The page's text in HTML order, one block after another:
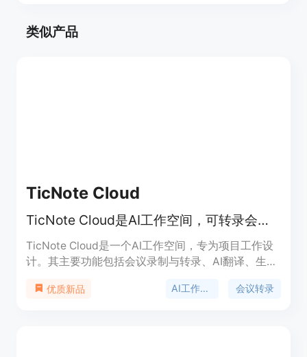
类似产品
TicNote Cloud
TicNote Cloud是AI工作空间，可转录会议、读取文件并自动完成工作。
TicNote Cloud是一个AI工作空间，专为项目工作设
计。其主要功能包括会议录制与转录、AI翻译、生成
省时间和精力。主要优点有：无需会议机器人，支持
优质新品 AI工作空间 会议转录